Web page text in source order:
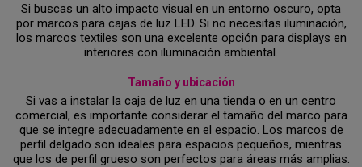
Si buscas un alto impacto visual en un entorno oscuro, opta
por marcos para cajas de luz LED. Si no necesitas iluminación,
los marcos textiles son una excelente opción para displays en
interiores con iluminación ambiental.
Tamaño y ubicación
Si vas a instalar la caja de luz en una tienda o en un centro
comercial, es importante considerar el tamaño del marco para
que se integre adecuadamente en el espacio. Los marcos de
perfil delgado son ideales para espacios pequeños, mientras
que los de perfil grueso son perfectos para áreas más amplias.